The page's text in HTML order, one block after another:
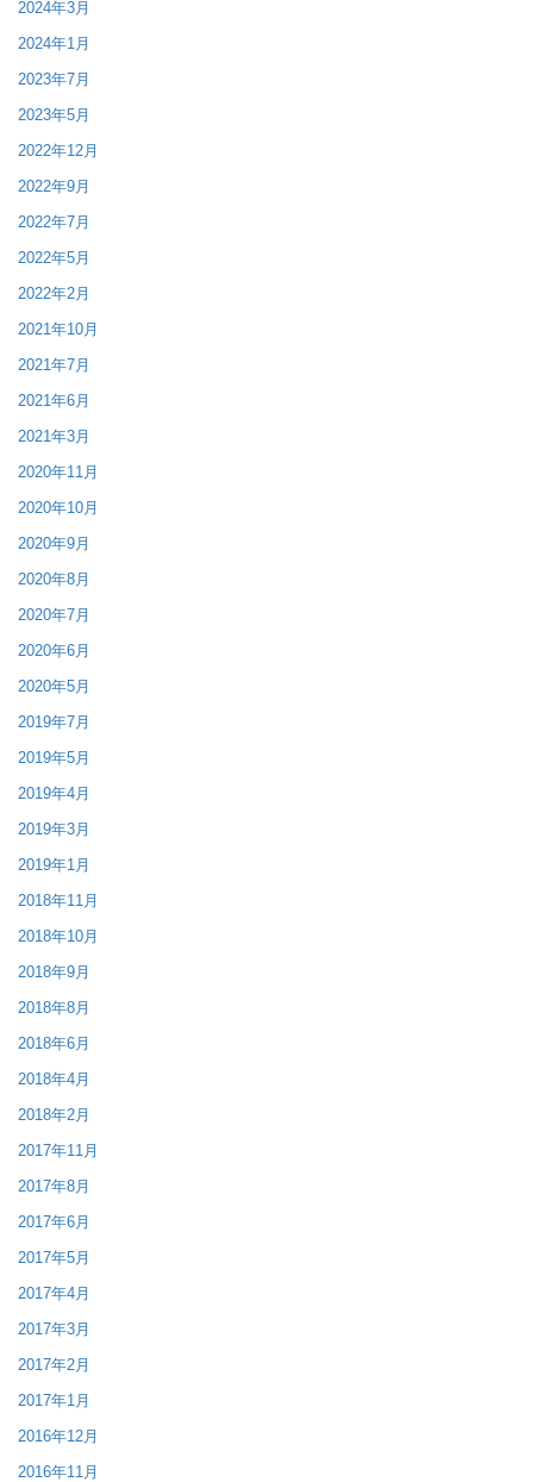
2024年3月
2024年1月
2023年7月
2023年5月
2022年12月
2022年9月
2022年7月
2022年5月
2022年2月
2021年10月
2021年7月
2021年6月
2021年3月
2020年11月
2020年10月
2020年9月
2020年8月
2020年7月
2020年6月
2020年5月
2019年7月
2019年5月
2019年4月
2019年3月
2019年1月
2018年11月
2018年10月
2018年9月
2018年8月
2018年6月
2018年4月
2018年2月
2017年11月
2017年8月
2017年6月
2017年5月
2017年4月
2017年3月
2017年2月
2017年1月
2016年12月
2016年11月